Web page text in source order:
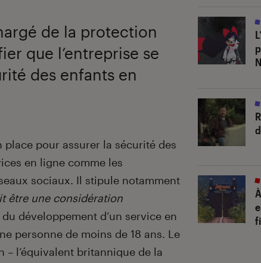
de la protection
que l’entreprise se
des enfants en
place pour assurer la sécurité des
en ligne comme les
sociaux. Il stipule notamment
être une considération
développement d’un service en
personne de moins de 18 ans. Le
– l’équivalent britannique de la